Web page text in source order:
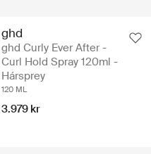
ghd
ghd Curly Ever After -
Curl Hold Spray 120ml -
Hársprey
120 ML
3.979 kr